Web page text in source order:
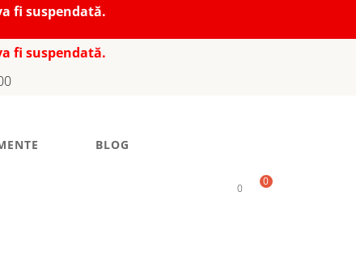
fi suspendată.
fi suspendată.
BLOG
0
0